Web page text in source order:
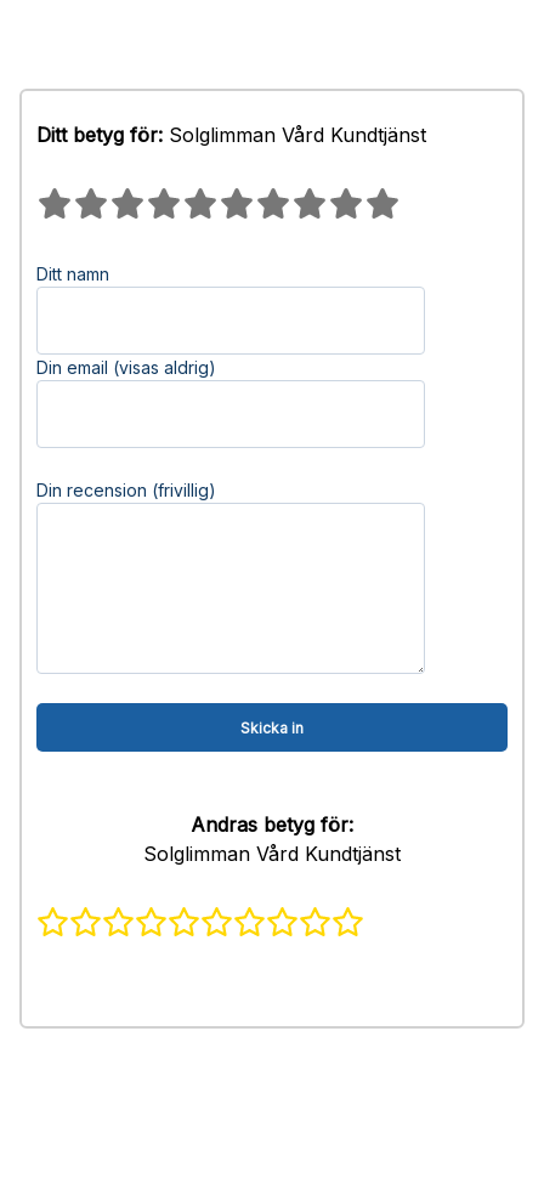
Ditt betyg för: Solglimman Vård Kundtjänst
Ditt namn
Din email (visas aldrig)
Din recension (frivillig)
Andras betyg för:
Solglimman Vård Kundtjänst